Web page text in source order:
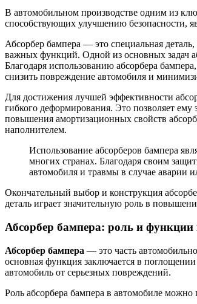
В автомобильном производстве одним из
способствующих улучшению безопасности,
Абсорбер бампера — это специальная
важных функций. Одной из основных задач
Благодаря использованию абсорбера
снизить повреждение автомобиля и
Для достижения лучшей эффективности
гибкого деформирования. Это позволяет
повышения амортизационных свойств
наполнителем.
Использование абсорберов бампера
многих странах. Благодаря своим
автомобиля и травмы в случае аварии
Окончательный выбор и конструкция
деталь играет значительную роль в
Абсорбер бампера: роль и функции
Абсорбер бампера — это часть
основная функция заключается в
автомобиль от серьезных повреждений.
Роль абсорбера бампера в автомобиле